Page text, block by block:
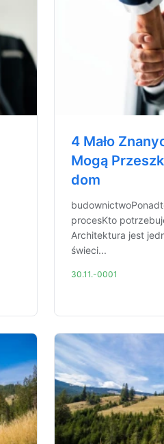
4 Mało
Mogą
dom
procesKto
Architektura jest
świeci...
30.11.-0001